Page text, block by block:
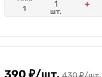
1
шт.